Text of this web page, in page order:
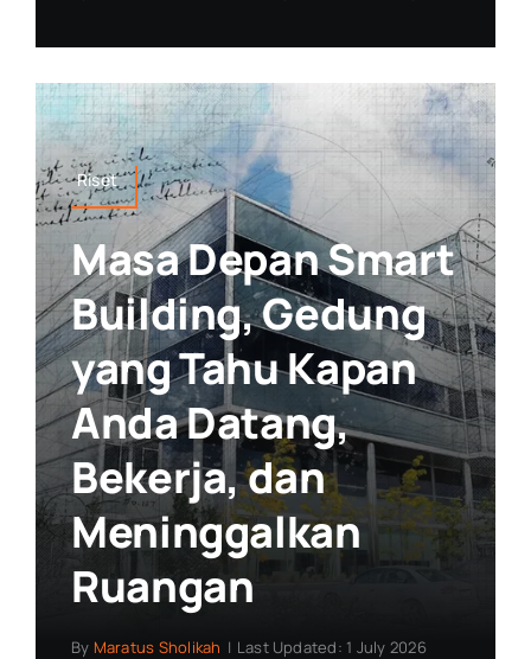
Riset
Masa Depan Smart
Building, Gedung
yang Tahu Kapan
Anda Datang,
Bekerja, dan
Meninggalkan
Ruangan
By Maratus Sholikah | Last Updated: 1 July 2026